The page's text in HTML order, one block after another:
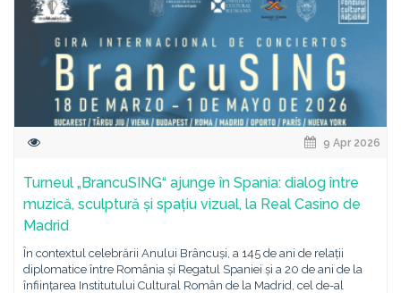
9 Apr 2026
Turneul „BrancuSING“ ajunge în Spania: dialog între
muzică, sculptură și spațiu vizual, la Real Casino de
Madrid
În contextul celebrării Anului Brâncuși, a 145 de ani de relații
diplomatice între România și Regatul Spaniei și a 20 de ani de la
înființarea Institutului Cultural Român de la Madrid, cel de-al